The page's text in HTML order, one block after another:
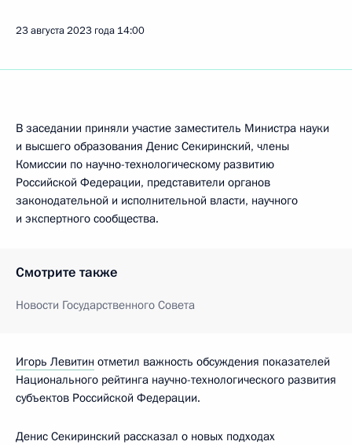
23 августа 2023 года 14:00
В заседании приняли участие заместитель Министра науки
и высшего образования Денис Секиринский, члены
Комиссии по научно-технологическому развитию
Российской Федерации, представители органов
законодательной и исполнительной власти, научного
и экспертного сообщества.
Смотрите также
Новости Государственного Совета
Игорь Левитин отметил важность обсуждения показателей
Национального рейтинга научно-технологического развития
субъектов Российской Федерации.
Денис Секиринский рассказал о новых подходах